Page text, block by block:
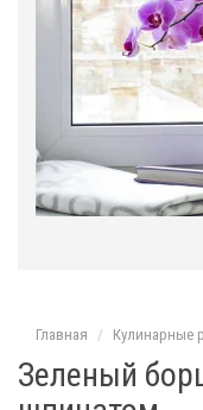
Главная Кулинарные
Зеленый